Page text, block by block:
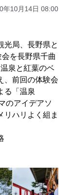
年10月14日 08:00
光局、長野県と
を長野県千曲
泉と紅葉のベ
、前回の体験会
る「温泉
のアイデアソ
リハリよく組ま